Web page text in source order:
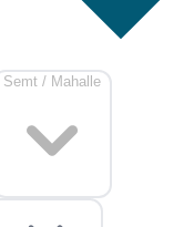
Semt / Mahalle